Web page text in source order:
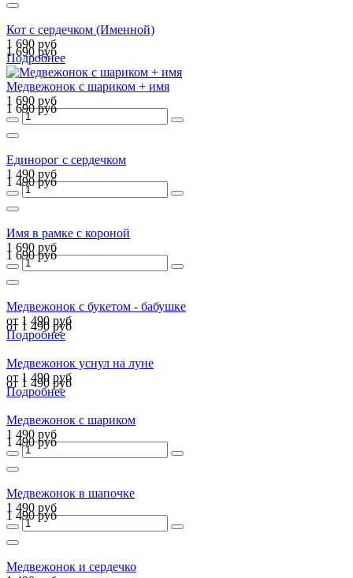
Кот с сердечком (Именной)
1 690 руб
1 690 руб
Подробнее
Медвежонок с шариком + имя
1 690 руб
1 690 руб
Единорог с сердечком
1 490 руб
1 490 руб
Имя в рамке с короной
1 690 руб
1 690 руб
Медвежонок с букетом - бабушке
от 1 490 руб
от 1 490 руб
Подробнее
Медвежонок уснул на луне
от 1 490 руб
от 1 490 руб
Подробнее
Медвежонок с шариком
1 490 руб
1 490 руб
Медвежонок в шапочке
1 490 руб
1 490 руб
Медвежонок и сердечко